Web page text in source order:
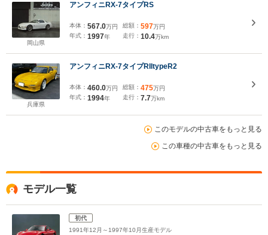
岡山県
アンフィニRX-7タイプRS
本体： 567.0万円
年式： 1997年
総額： 597万円
走行： 10.4万km
兵庫県
アンフィニRX-7タイプRIItypeR2
本体： 460.0万円
年式： 1994年
総額： 475万円
走行： 7.7万km
このモデルの中古車をもっと見る
この車種の中古車をもっと見る
モデル一覧
初代
1991年12月～1997年10月生産モデル